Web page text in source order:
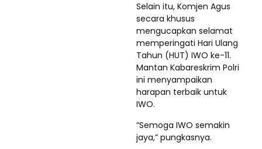
Selain itu, Komjen Agus
secara khusus
mengucapkan selamat
memperingati Hari Ulang
Tahun (HUT) IWO ke-11.
Mantan Kabareskrim Polri
ini menyampaikan
harapan terbaik untuk
IWO.
“Semoga IWO semakin
jaya,” pungkasnya.